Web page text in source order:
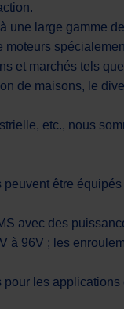
une large gamme
moteurs
et marchés tels
de maisons, le
etc., nous
peuvent être
avec des
à 96V ; les
les